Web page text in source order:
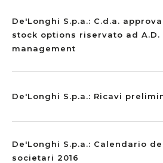
De'Longhi S.p.a.: C.d.a.
stock options riservato ad A.D.
management
De'Longhi S.p.a.: Ricavi
De'Longhi S.p.a.: Calendario
societari 2016